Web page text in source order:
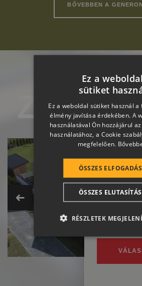
BŐVEBBEN A
ZENIT
referencia
Megvan a
Ne felejtsd
a
Ez a weboldal
sütiket
Ez a weboldal sütiket használ a
élmény javítása érdekében. A
használatával Ön hozzájárul
használatához, a Cookie
megfelelően.
ÖSSZES
ÖSSZES
RÉSZLETEK